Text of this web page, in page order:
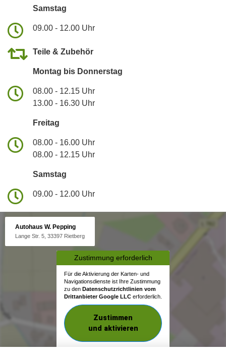
Samstag
09.00 - 12.00 Uhr
Teile & Zubehör
Montag bis Donnerstag
08.00 - 12.15 Uhr
13.00 - 16.30 Uhr
Freitag
08.00 - 16.00 Uhr
08.00 - 12.15 Uhr
Samstag
09.00 - 12.00 Uhr
Autohaus W. Pepping
Lange Str. 5, 33397 Rietberg
Zustimmung erforderlich
Für die Aktivierung der Karten- und
Navigationsdienste ist Ihre Zustimmung
zu den Datenschutzrichtlinien vom
Drittanbieter Google LLC erforderlich.
Zustimmen
und aktivieren